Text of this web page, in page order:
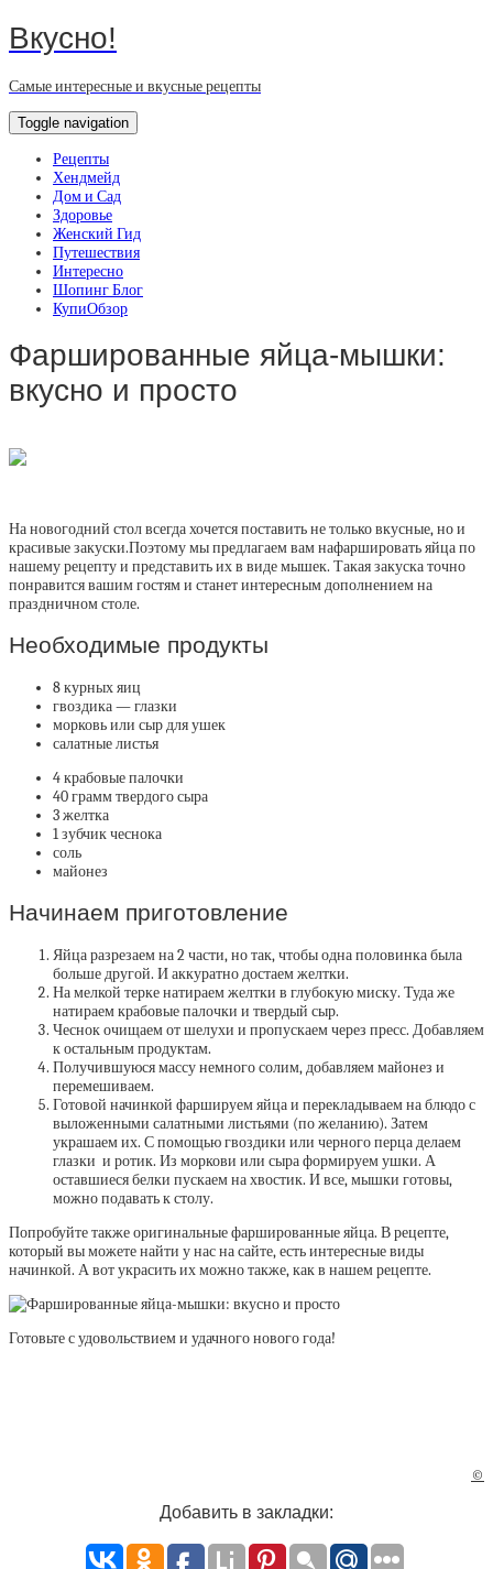
Вкусно!
Самые интересные и вкусные рецепты
Toggle navigation
Рецепты
Хендмейд
Дом и Сад
Здоровье
Женский Гид
Путешествия
Интересно
Шопинг Блог
КупиОбзор
Фаршированные яйца-мышки:
вкусно и просто
На новогодний стол всегда хочется поставить не только вкусные, но и
красивые закуски.Поэтому мы предлагаем вам нафаршировать яйца по
нашему рецепту и представить их в виде мышек. Такая закуска точно
понравится вашим гостям и станет интересным дополнением на
праздничном столе.
Необходимые продукты
8 курных яиц
гвоздика — глазки
морковь или сыр для ушек
салатные листья
4 крабовые палочки
40 грамм твердого сыра
3 желтка
1 зубчик чеснока
соль
майонез
Начинаем приготовление
Яйца разрезаем на 2 части, но так, чтобы одна половинка была
больше другой. И аккуратно достаем желтки.
На мелкой терке натираем желтки в глубокую миску. Туда же
натираем крабовые палочки и твердый сыр.
Чеснок очищаем от шелухи и пропускаем через пресс. Добавляем
к остальным продуктам.
Получившуюся массу немного солим, добавляем майонез и
перемешиваем.
Готовой начинкой фаршируем яйца и перекладываем на блюдо с
выложенными салатными листьями (по желанию). Затем
украшаем их. С помощью гвоздики или черного перца делаем
глазки и ротик. Из моркови или сыра формируем ушки. А
оставшиеся белки пускаем на хвостик. И все, мышки готовы,
можно подавать к столу.
Попробуйте также оригинальные фаршированные яйца. В рецепте,
который вы можете найти у нас на сайте, есть интересные виды
начинкой. А вот украсить их можно также, как в нашем рецепте.
Готовьте с удовольствием и удачного нового года!
©
Добавить в закладки: